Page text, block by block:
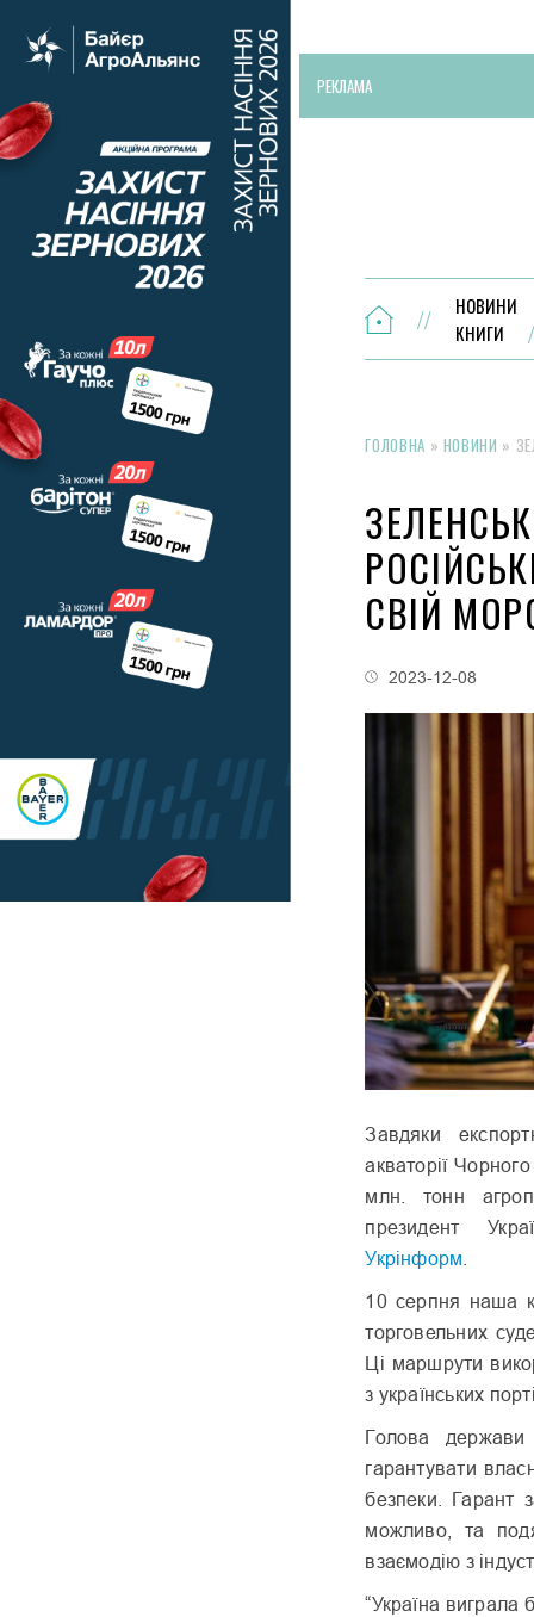
РЕКЛАМА
НОВИНИ
КНИГИ
ГОЛОВНА » НОВИНИ »
СВІЙ
2023-12-08
Завдяки
акваторії
млн. тонн
президент
Укрінформ
10 серпня наша
торговельних
Ці маршрути
з українських
Голова держави
гарантувати
безпеки. Гарант
можливо, та
взаємодію з
“Україна виграла